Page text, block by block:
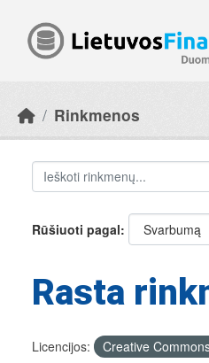
Rinkmenos
Rūšiuoti pagal
Rasta
Licencijos: Creative